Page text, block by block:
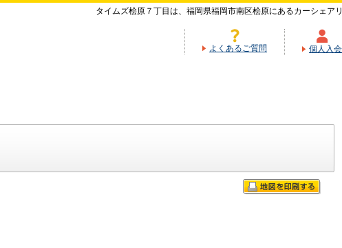
タイムズ桧原７丁目は、福岡県福岡市南区桧原にあるカーシェア
よくあるご質問 個人入会